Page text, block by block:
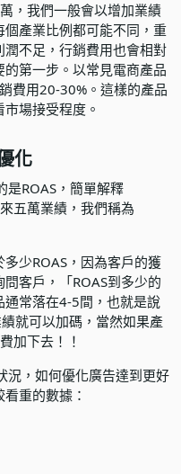
，我們一般會以增加業績
產業比例都可能不同，重
不足，行銷費用也會相對
第一步。以常見電商產品
費用20-30%。這樣的產品
場接受程度。
化
是ROAS，簡單解釋
五萬業績，我們稱為
少ROAS，因為客戶的獲
客戶，「ROAS到多少的
常落在4-5間，也就是說
就可以加碼，當然如果產
加下去！！
況，如何優化廣告達到更好
重的數據：